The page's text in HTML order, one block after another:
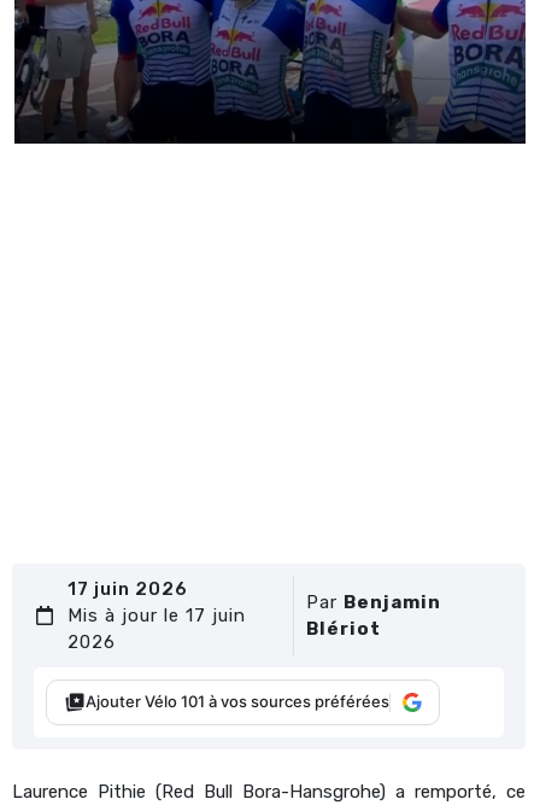
17 juin 2026
Mis à jour le 17 juin
2026
Par Benjamin
Blériot
Ajouter Vélo 101 à vos sources préférées
Laurence Pithie (Red Bull Bora-Hansgrohe) a remporté, ce